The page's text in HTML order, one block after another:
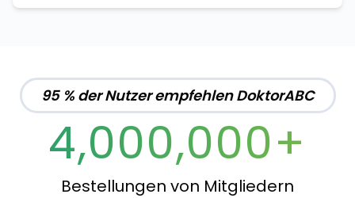
95 % der Nutzer empfehlen DoktorABC
4,000,000+
Bestellungen von Mitgliedern